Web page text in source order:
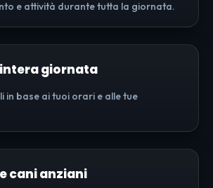
e attività durante tutta la giornata.
intera giornata
in base ai tuoi orari e alle tue
cani anziani